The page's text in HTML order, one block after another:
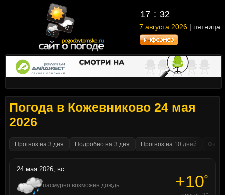
17 32
7 августа 2026 | пятница
Погода в Кожевниково 24 мая
2026
Прогноз на 3 дня Подробно на 3 дня Прогноз на 10 дней
24 мая 2026, вс
пасмурно возможен дождь +10°